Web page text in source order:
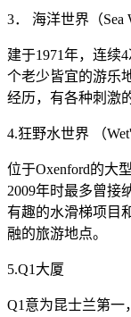
3． 海洋世界（Sea
建于1971年，连续
个老少皆宜的游乐
经历，有各种刺激
4.狂野水世界 （
位于Oxenford的大
2009年时最多曾接
有趣的水滑梯项目
融的旅游地点。
5.Q1大厦
Q1意为昆士兰第一